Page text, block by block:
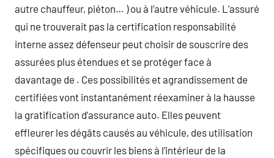
autre chauffeur, piéton… ) ou à l’autre véhicule. L’assuré
qui ne trouverait pas la certification responsabilité
interne assez défenseur peut choisir de souscrire des
assurées plus étendues et se protéger face à
davantage de . Ces possibilités et agrandissement de
certifiées vont instantanément réexaminer à la hausse
la gratification d’assurance auto. Elles peuvent
effleurer les dégâts causés au véhicule, des utilisation
spécifiques ou couvrir les biens à l’intérieur de la